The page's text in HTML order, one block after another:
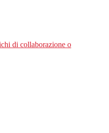
di collaborazione o